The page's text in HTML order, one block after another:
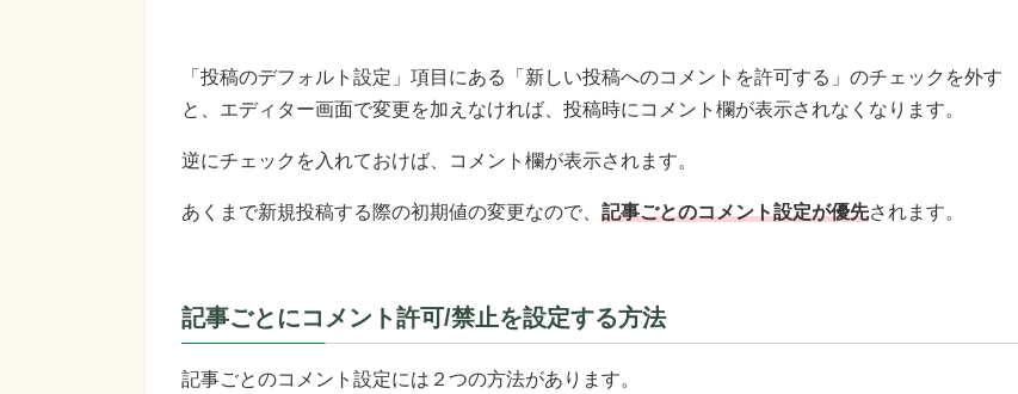
「投稿のデフォルト設定」項目にある「新しい投稿へのコメントを許可する」のチェックを外す
と、エディター画面で変更を加えなければ、投稿時にコメント欄が表示されなくなります。
逆にチェックを入れておけば、コメント欄が表示されます。
あくまで新規投稿する際の初期値の変更なので、 記事ごとのコメント設定が優先されます。
記事ごとにコメント許可/禁止を設定する方法
記事ごとのコメント設定には２つの方法があります。